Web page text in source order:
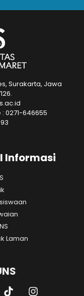
Surakarta, Jawa
0271-646655
Informasi
Laman